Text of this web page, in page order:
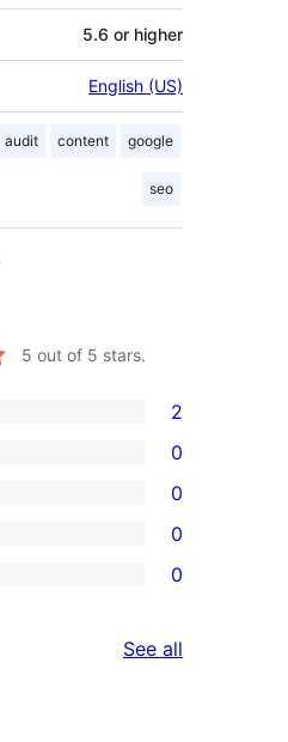
5.6 or higher
English (US)
audit content google
seo
5 out of 5 stars.
2
0
0
0
0
See all